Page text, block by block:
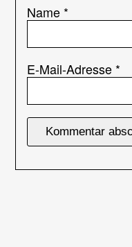
Name *
E-Mail-Adresse *